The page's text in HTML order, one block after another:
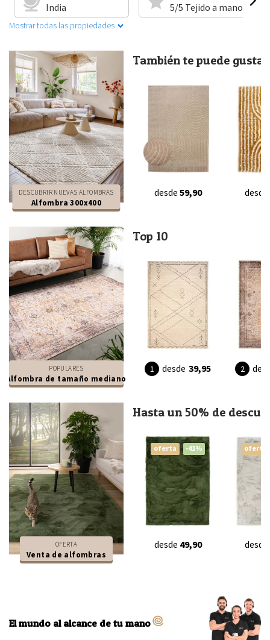
India
5/5 Tejido a mano
Mostrar todas las propiedades
DESCUBRIR NUEVAS ALFOMBRAS
Alfombra 300x400
También te puede
desde 59,90 desde
POPULARES
Alfombra de tamaño mediano
Top 10
desde 39,95
OFERTA
Venta de alfombras
Hasta un 50% de
oferta -41%
desde 49,90
oferta
desde
El mundo al alcance de tu mano